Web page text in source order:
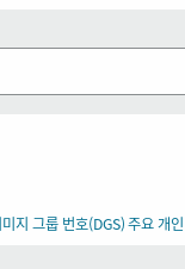
지 그룹 번호(DGS)주요 개인